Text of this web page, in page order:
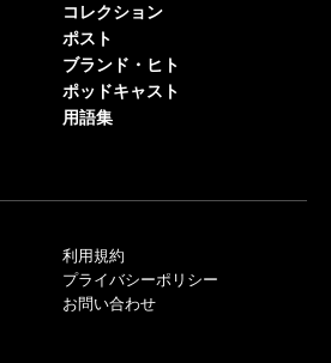
コレクション
ポスト
ブランド・ヒト
ポッドキャスト
用語集
利用規約
プライバシーポリシー
お問い合わせ